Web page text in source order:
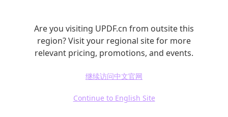
Are you visiting UPDF.cn from outsite this
region? Visit your regional site for more
relevant pricing, promotions, and events.
继续访问中文官网
Continue to English Site
XChange Editor支持OCR功能，可以将已扫描
的文档转为可编辑文本。
如何高效编辑PDF文件中的文字？